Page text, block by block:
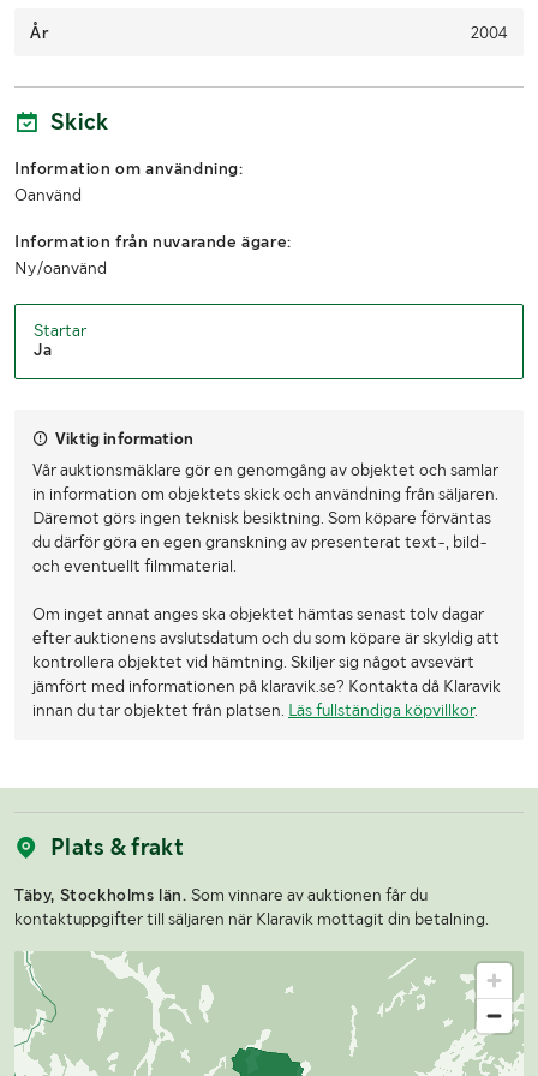
År 2004
Skick
Information om användning:
Oanvänd
Information från nuvarande ägare:
Ny/oanvänd
Startar
Ja
Viktig information
Vår auktionsmäklare gör en genomgång av objektet och samlar
in information om objektets skick och användning från säljaren.
Däremot görs ingen teknisk besiktning. Som köpare förväntas
du därför göra en egen granskning av presenterat text-, bild-
och eventuellt filmmaterial.
Om inget annat anges ska objektet hämtas senast tolv dagar
efter auktionens avslutsdatum och du som köpare är skyldig att
kontrollera objektet vid hämtning. Skiljer sig något avsevärt
jämfört med informationen på klaravik.se? Kontakta då Klaravik
innan du tar objektet från platsen. Läs fullständiga köpvillkor.
Plats & frakt
Täby, Stockholms län. Som vinnare av auktionen får du
kontaktuppgifter till säljaren när Klaravik mottagit din betalning.